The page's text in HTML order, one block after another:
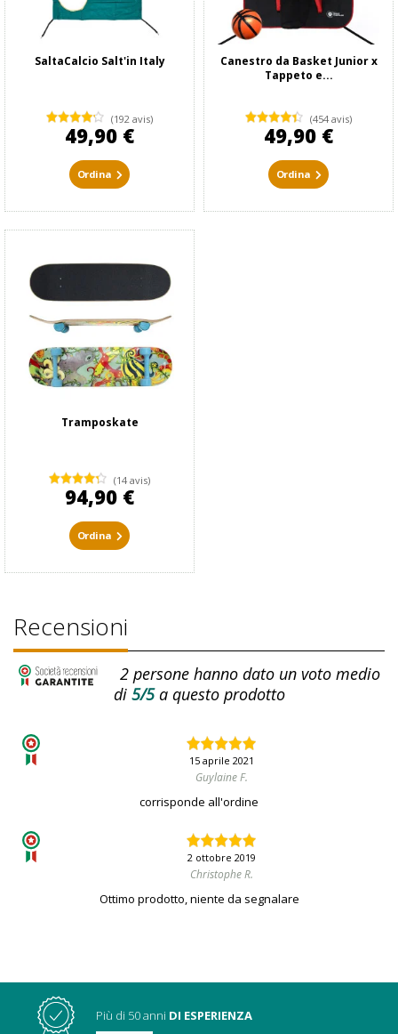
SaltaCalcio Salt'in Italy
(192 avis)
49,90 €
Ordina
Canestro da Basket Junior x
Tappeto e...
(454 avis)
49,90 €
Ordina
Tramposkate
(14 avis)
94,90 €
Ordina
Recensioni
2persone hanno dato un voto medio
di5/5a questo prodotto
15 aprile 2021
Guylaine F.
corrisponde all'ordine
2 ottobre 2019
Christophe R.
Ottimo prodotto, niente da segnalare
Più di 50 anni DI ESPERIENZA